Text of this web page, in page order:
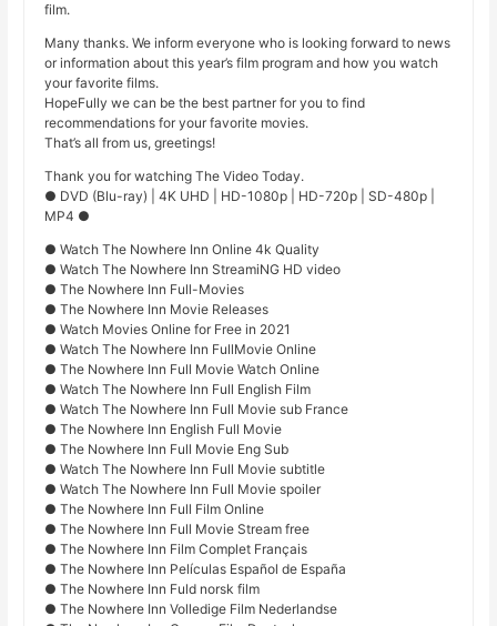
film.
Many thanks. We inform everyone who is looking forward to news
or information about this year’s film program and how you watch
your favorite films.
HopeFully we can be the best partner for you to find
recommendations for your favorite movies.
That’s all from us, greetings!
Thank you for watching The Video Today.
● DVD (Blu-ray) | 4K UHD | HD-1080p | HD-720p | SD-480p |
MP4 ●
● Watch The Nowhere Inn Online 4k Quality
● Watch The Nowhere Inn StreamiNG HD video
● The Nowhere Inn Full-Movies
● The Nowhere Inn Movie Releases
● Watch Movies Online for Free in 2021
● Watch The Nowhere Inn FullMovie Online
● The Nowhere Inn Full Movie Watch Online
● Watch The Nowhere Inn Full English Film
● Watch The Nowhere Inn Full Movie sub France
● The Nowhere Inn English Full Movie
● The Nowhere Inn Full Movie Eng Sub
● Watch The Nowhere Inn Full Movie subtitle
● Watch The Nowhere Inn Full Movie spoiler
● The Nowhere Inn Full Film Online
● The Nowhere Inn Full Movie Stream free
● The Nowhere Inn Film Complet Français
● The Nowhere Inn Películas Español de España
● The Nowhere Inn Fuld norsk film
● The Nowhere Inn Volledige Film Nederlandse